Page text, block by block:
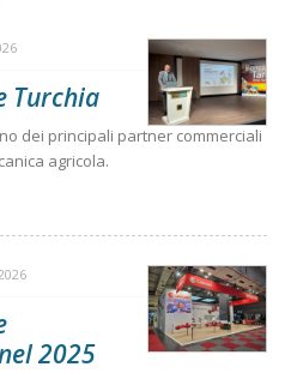
Turchia
dei principali partner commerciali
agricola.
2025